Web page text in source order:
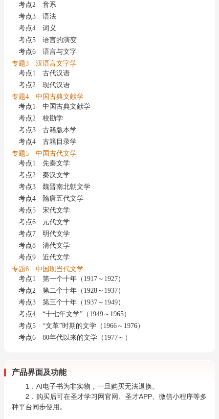
考点2 音系
考点3 语法
考点4 词义
考点5 语言的演变
考点6 语言与文字
专题3 汉语言文字学
考点1 古代汉语
考点2 现代汉语
专题4 中国古典文献学
考点1 中国古典文献学
考点2 校勘学
考点3 古籍版本学
考点4 古籍目录学
专题5 中国古代文学
考点1 先秦文学
考点2 秦汉文学
考点3 魏晋南北朝文学
考点4 隋唐五代文学
考点5 宋代文学
考点6 元代文学
考点7 明代文学
考点8 清代文学
考点9 近代文学
专题6 中国现当代文学
考点1 第一个十年（1917～1927）
考点2 第二个十年（1928～1937）
考点3 第三个十年（1937～1949）
考点4 “十七年文学”（1949～1965）
考点5 “文革”时期的文学（1966～1976）
考点6 80年代以来的文学（1977～）
产品界面及功能
1．AI电子书为非实物，一旦购买无法退换。
2．购买后可在圣才学习网官网、圣才APP、微信小程序等多
种平台同步使用。